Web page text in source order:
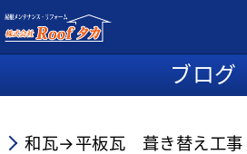
ブログ
和瓦→平板瓦 葺き替え工事